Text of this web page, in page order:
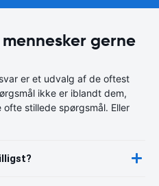
gerne
er et udvalg af de oftest
ikke er iblandt dem,
stillede spørgsmål. Eller